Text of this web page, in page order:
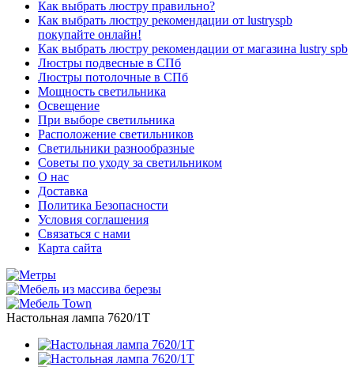
Как выбрать люстру правильно?
Как выбрать люстру рекомендации от lustryspb
покупайте онлайн!
Как выбрать люстру рекомендации от магазина lustry spb
Люстры подвесные в СПб
Люстры потолочные в СПб
Мощность светильника
Освещение
При выборе светильника
Расположение светильников
Светильники разнообразные
Советы по уходу за светильником
О нас
Доставка
Политика Безопасности
Условия соглашения
Связаться с нами
Карта сайта
Настольная лампа 7620/1T